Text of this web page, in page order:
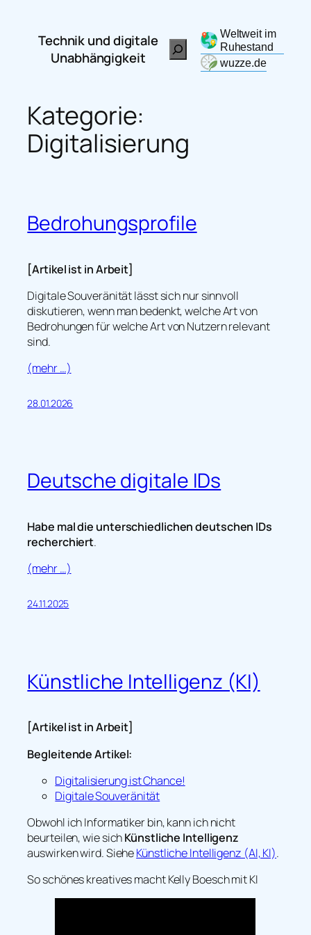
springenTechnik und digitale
Unabhängigkeit
Search
Weltweit im
Ruhestand
wuzze.de
Kategorie:
Digitalisierung
Bedrohungsprofile
[Artikel ist in Arbeit]
Digitale Souveränität lässt sich nur sinnvoll
diskutieren, wenn man bedenkt, welche Art von
Bedrohungen für welche Art von Nutzern relevant
sind.
(mehr …)
28.01.2026
Deutsche digitale IDs
Habe mal die unterschiedlichen deutschen IDs
recherchiert.
(mehr …)
24.11.2025
Künstliche Intelligenz (KI)
[Artikel ist in Arbeit]
Begleitende Artikel:
Digitalisierung ist Chance!
Digitale Souveränität
Obwohl ich Informatiker bin, kann ich nicht
beurteilen, wie sichKünstliche Intelligenz
auswirken wird. SieheKünstliche Intelligenz (AI, KI).
So schönes kreatives macht Kelly Boesch mit KI